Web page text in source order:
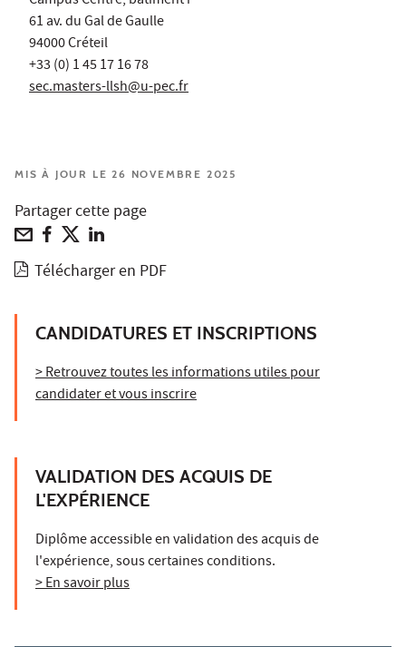
61 av. du Gal de Gaulle
94000 Créteil
+33 (0) 1 45 17 16 78
sec.masters-llsh@u-pec.fr
MIS À JOUR LE 26 NOVEMBRE 2025
Partager cette page
Télécharger en PDF
CANDIDATURES ET INSCRIPTIONS
> Retrouvez toutes les informations utiles pour
candidater et vous inscrire
VALIDATION DES ACQUIS DE
L'EXPÉRIENCE
Diplôme accessible en validation des acquis de
l'expérience, sous certaines conditions.
> En savoir plus